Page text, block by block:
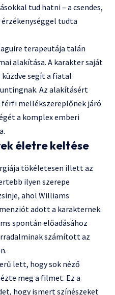
tud hatni – a csendes,
tudta
terapeutája talán
alakítása. A karakter saját
segít a fiatal
Az alakításért
mellékszereplőnek járó
a komplex emberi
életre keltése
tökéletesen illett az
ilyen szerepe
ahol Williams
adott a karakternek.
spontán előadásához
számított az
lett, hogy sok néző
meg a filmet. Ez a
hogy ismert színészeket